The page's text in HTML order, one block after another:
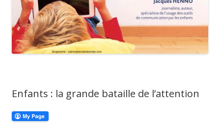
Enfants : la grande bataille de l’attention